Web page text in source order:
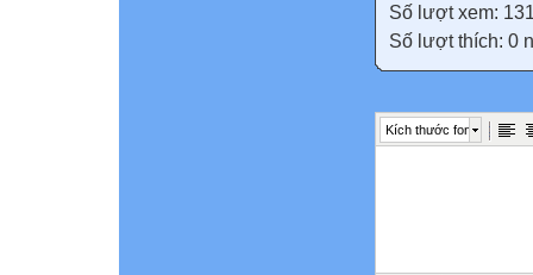
Số lượt xem:
Số lượt thích: 0
Kích thước font